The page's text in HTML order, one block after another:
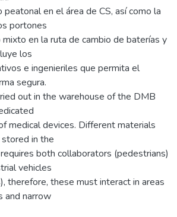
en el área de CS, así como la
portones
en la ruta de cambio de baterías y
los
e ingenieriles que permita el
segura.
out in the warehouse of the DMB
medical devices. Different materials
in the
both collaborators (pedestrians)
vehicles
therefore, these must interact in areas
and narrow